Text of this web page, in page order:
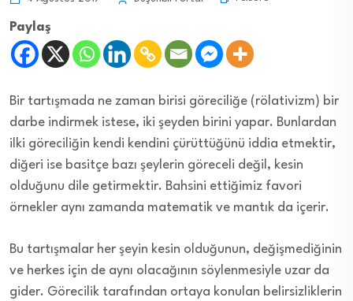
Paylaş
Bir tartışmada ne zaman birisi göreciliğe (rölativizm) bir
darbe indirmek istese, iki şeyden birini yapar. Bunlardan
ilki göreciliğin kendi kendini çürüttüğünü iddia etmektir,
diğeri ise basitçe bazı şeylerin göreceli değil, kesin
olduğunu dile getirmektir. Bahsini ettiğimiz favori
örnekler aynı zamanda matematik ve mantık da içerir.
Bu tartışmalar her şeyin kesin olduğunun, değişmediğinin
ve herkes için de aynı olacağının söylenmesiyle uzar da
gider. Görecilik tarafından ortaya konulan belirsizliklerin